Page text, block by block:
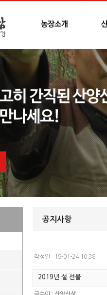
공지사항
작성일 : 19-01-24 10:38
2019년 설 선물